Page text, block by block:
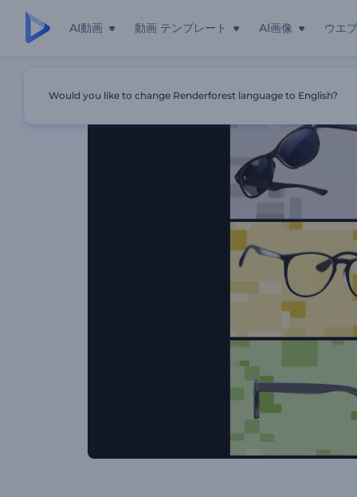
AI動画 動画 テンプレート AI画像 ウエ
Would you like to change Renderforest language to English?